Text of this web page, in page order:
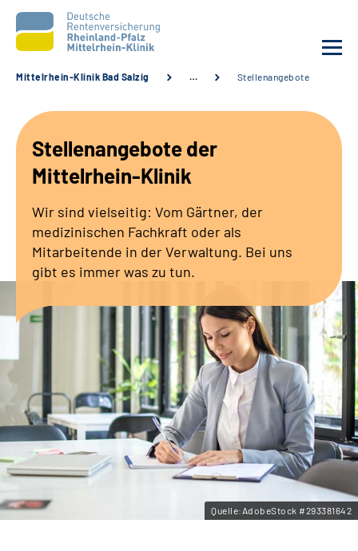
Unsere Angebote
Karriere
Zuweisende &
Leichte Sprache
Gebärdensprache
Mittelrhein-Klinik Bad Salzig … Stellenangebote
Stellenangebote der
Mittelrhein-Klinik
Wir sind vielseitig: Vom Gärtner, der
medizinischen Fachkraft oder als
Mitarbeitende in der Verwaltung. Bei uns
gibt es immer was zu tun.
Quelle:AdobeStock #293381642